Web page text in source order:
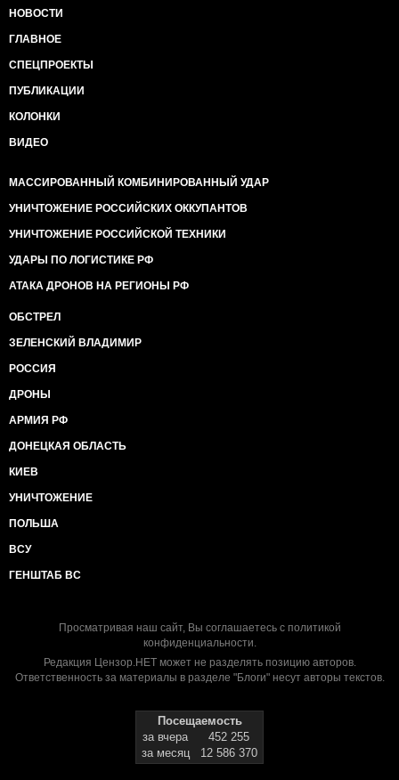
НОВОСТИ
ГЛАВНОЕ
СПЕЦПРОЕКТЫ
ПУБЛИКАЦИИ
КОЛОНКИ
ВИДЕО
МАССИРОВАННЫЙ КОМБИНИРОВАННЫЙ УДАР
УНИЧТОЖЕНИЕ РОССИЙСКИХ ОККУПАНТОВ
УНИЧТОЖЕНИЕ РОССИЙСКОЙ ТЕХНИКИ
УДАРЫ ПО ЛОГИСТИКЕ РФ
АТАКА ДРОНОВ НА РЕГИОНЫ РФ
ОБСТРЕЛ
ЗЕЛЕНСКИЙ ВЛАДИМИР
РОССИЯ
ДРОНЫ
АРМИЯ РФ
ДОНЕЦКАЯ ОБЛАСТЬ
КИЕВ
УНИЧТОЖЕНИЕ
ПОЛЬША
ВСУ
ГЕНШТАБ ВС
Просматривая наш сайт, Вы соглашаетесь с политикой
конфиденциальности.
Редакция Цензор.НЕТ может не разделять позицию авторов.
Ответственность за материалы в разделе "Блоги" несут авторы текстов.
Посещаемость
за вчера
452 255
за месяц
12 586 370